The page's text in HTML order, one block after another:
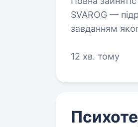
SVAROG —
завданням
12 хв. тому